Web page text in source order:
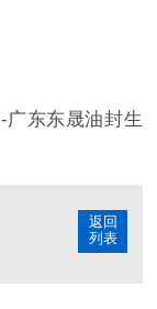
-广东东晟油封生
返回
列表